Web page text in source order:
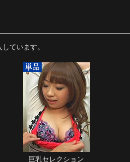
ています。
巨乳セレクション